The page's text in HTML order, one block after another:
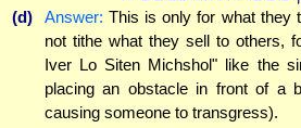
(d) Answer: This is only for what they
not tithe what they sell to others,
Iver Lo Siten Michshol" like the
placing an obstacle in front of a
causing someone to transgress).